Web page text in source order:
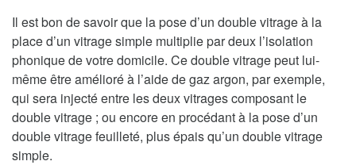
Il est bon de savoir que la pose d’un double vitrage à la
place d’un vitrage simple multiplie par deux l’isolation
phonique de votre domicile. Ce double vitrage peut lui-
même être amélioré à l’aide de gaz argon, par exemple,
qui sera injecté entre les deux vitrages composant le
double vitrage ; ou encore en procédant à la pose d’un
double vitrage feuilleté, plus épais qu’un double vitrage
simple.